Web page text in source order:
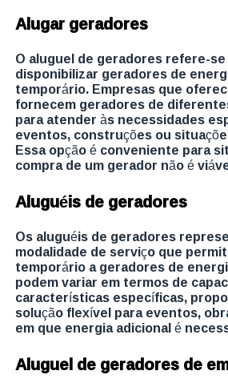
Alugar geradores
O aluguel de geradores refere-
disponibilizar geradores de
temporário. Empresas que
fornecem geradores de
para atender às necessidades
eventos, construções ou
Essa opção é conveniente para
compra de um gerador não é
Aluguéis de geradores
Os aluguéis de geradores
modalidade de serviço que
temporário a geradores de
podem variar em termos de
características específicas,
solução flexível para eventos,
em que energia adicional é
Aluguel de geradores de